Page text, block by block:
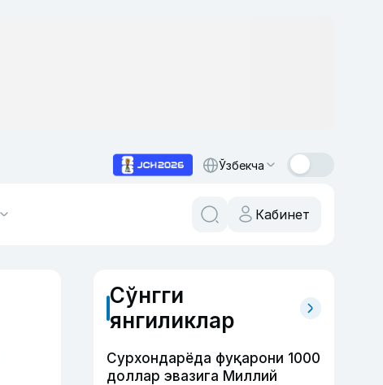
Ўзбекча
Кабинет
Сўнгги
янгиликлар
Сурхондарёда фуқарони 1000
доллар эвазига Миллий